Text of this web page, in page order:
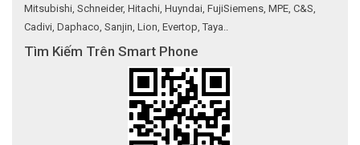
Mitsubishi, Schneider, Hitachi, Huyndai, FujiSiemens, MPE, C&S,
Cadivi, Daphaco, Sanjin, Lion, Evertop, Taya..
Tìm Kiếm Trên Smart Phone